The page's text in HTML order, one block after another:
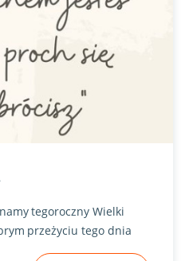
tegoroczny Wielki
przeżyciu tego dnia